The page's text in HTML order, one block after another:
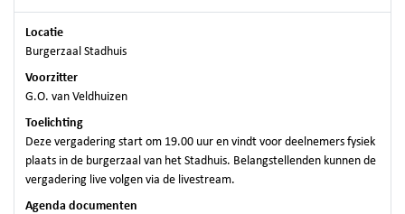
Locatie
Burgerzaal Stadhuis
Voorzitter
G.O. van Veldhuizen
Toelichting
Deze vergadering start om 19.00 uur en vindt voor deelnemers fysiek
plaats in de burgerzaal van het Stadhuis. Belangstellenden kunnen de
vergadering live volgen via de livestream.
Agenda documenten